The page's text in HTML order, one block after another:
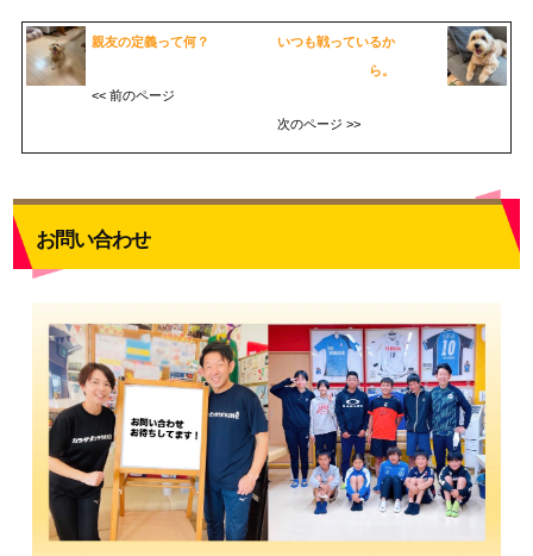
親友の定義って何？
<< 前のページ
いつも戦っているか
ら。
次のページ >>
お問い合わせ